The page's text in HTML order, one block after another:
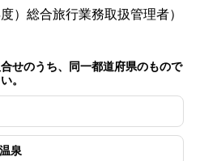
）総合旅行業務取扱管理者）
せのうち、同一都道府県のもので
。
泉